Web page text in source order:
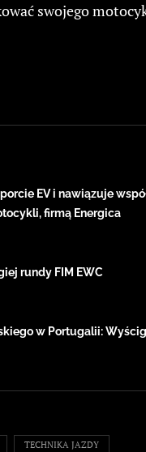
swojego
EV i nawiązuje
firmą Energica
rundy FIM EWC
w Portugalii:
TECHNIKA JAZDY